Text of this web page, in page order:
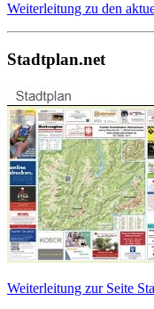
Weiterleitung zu den
Stadtplan.net
Weiterleitung zur Seite